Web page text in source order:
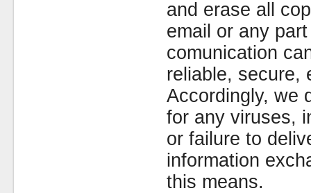
and erase all
email or any
comunication
reliable, secure,
Accordingly, we
for any viruses,
or failure to
information
this means.